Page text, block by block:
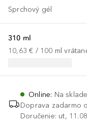
Sprchový gél
310 ml
10,63 € / 100 ml
Online: Na sklade
Doprava zadarmo
Doručenie: ut,